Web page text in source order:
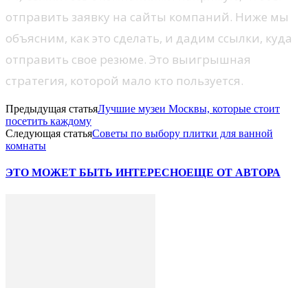
отправить заявку на сайты компаний. Ниже мы
объясним, как это сделать, и дадим ссылки, куда
отправить свое резюме. Это выигрышная
стратегия, которой мало кто пользуется.
Предыдущая статьяЛучшие музеи Москвы, которые стоит
посетить каждому
Следующая статьяСоветы по выбору плитки для ванной
комнаты
ЭТО МОЖЕТ БЫТЬ ИНТЕРЕСНОЕЩЕ ОТ АВТОРА